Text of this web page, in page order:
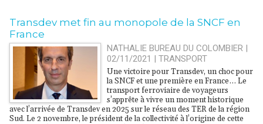
​Transdev met fin au monopole de la SNCF en
France
NATHALIE BUREAU DU COLOMBIER |
02/11/2021 |TRANSPORT
Une victoire pour Transdev, un choc pour
la SNCF et une première en France… Le
transport ferroviaire de voyageurs
s’apprête à vivre un moment historique
avec l’arrivée de Transdev en 2025 sur le réseau des TER de la région
Sud. Le 2 novembre, le président de la collectivité à l’origine de cette